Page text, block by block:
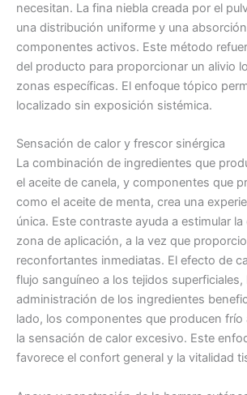
necesitan. La fina niebla creada por el
una distribución uniforme y una
componentes activos. Este método
del producto para proporcionar un alivio
zonas específicas. El enfoque tópico
localizado sin exposición sistémica.
Sensación de calor y frescor sinérgica
La combinación de ingredientes que
el aceite de canela, y componentes que
como el aceite de menta, crea una
única. Este contraste ayuda a estimular la
zona de aplicación, a la vez que
reconfortantes inmediatas. El efecto de
flujo sanguíneo a los tejidos superficiales,
administración de los ingredientes
lado, los componentes que producen frío
la sensación de calor excesivo. Este
favorece el confort general y la vitalidad